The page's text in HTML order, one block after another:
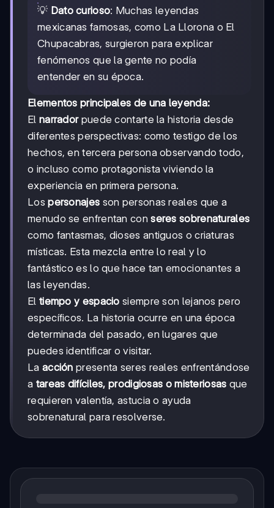
💡 Dato curioso: Muchas leyendas
mexicanas famosas, como La Llorona o El
Chupacabras, surgieron para explicar
fenómenos que la gente no podía
entender en su época.
Elementos principales de una leyenda:
El narradorpuede contarte la historia desde
diferentes perspectivas: como testigo de los
hechos, en tercera persona observando todo,
o incluso como protagonista viviendo la
experiencia en primera persona.
Lospersonajes son personas reales que a
menudo se enfrentan conseres sobrenaturales
como fantasmas, dioses antiguos o criaturas
místicas. Esta mezcla entre lo real y lo
fantástico es lo que hace tan emocionantes a
las leyendas.
El tiempo y espacio siempre son lejanos pero
específicos. La historia ocurre en una época
determinada del pasado, en lugares que
puedes identificar o visitar.
La acción presenta seres reales enfrentándose
a tareas difíciles, prodigiosas o misteriosas que
requieren valentía, astucia o ayuda
sobrenatural para resolverse.